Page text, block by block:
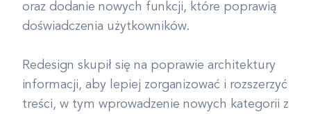
oraz dodanie nowych funkcji, które poprawią
doświadczenia użytkowników.
Redesign skupił się na poprawie architektury
informacji, aby lepiej zorganizować i rozszerzyć
treści, w tym wprowadzenie nowych kategorii z